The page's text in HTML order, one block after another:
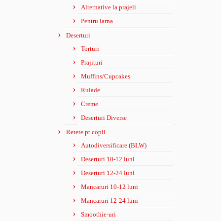
Alternative la prajeli
Pentru iarna
Deserturi
Torturi
Prajituri
Muffins/Cupcakes
Rulade
Creme
Deserturi Diverse
Retete pt.copii
Autodiversificare (BLW)
Deserturi 10-12 luni
Deserturi 12-24 luni
Mancaruri 10-12 luni
Mancaruri 12-24 luni
Smoothie-uri